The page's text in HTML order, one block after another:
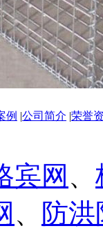
例 |公司简介 |荣誉
宾网 、
、
防